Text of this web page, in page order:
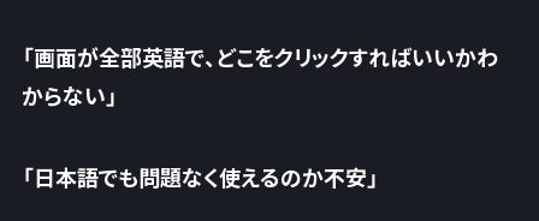
「画面が全部英語で、どこをクリックすればいいかわ
からない」
「日本語でも問題なく使えるのか不安」